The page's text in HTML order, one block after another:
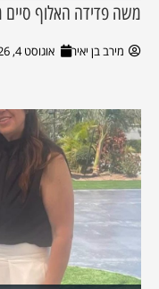
משה פדידה האלוף סיים
מירב בן יאיר אוגוסט 4, 2026